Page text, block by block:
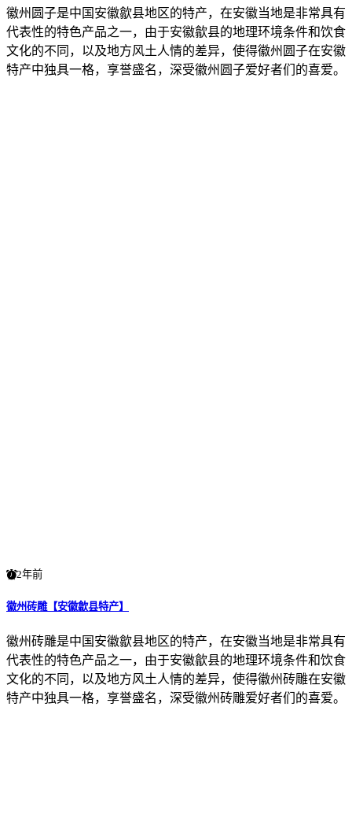
徽州圆子是中国安徽歙县地区的特产，在安徽当地是非常具有
代表性的特色产品之一，由于安徽歙县的地理环境条件和饮食
文化的不同，以及地方风土人情的差异，使得徽州圆子在安徽
特产中独具一格，享誉盛名，深受徽州圆子爱好者们的喜爱。
2年前
徽州砖雕【安徽歙县特产】
徽州砖雕是中国安徽歙县地区的特产，在安徽当地是非常具有
代表性的特色产品之一，由于安徽歙县的地理环境条件和饮食
文化的不同，以及地方风土人情的差异，使得徽州砖雕在安徽
特产中独具一格，享誉盛名，深受徽州砖雕爱好者们的喜爱。